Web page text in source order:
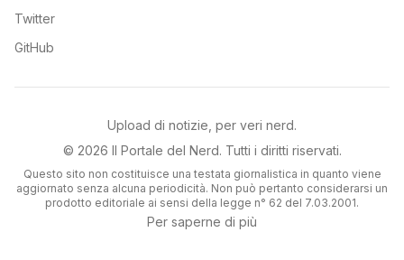
Twitter
GitHub
Upload di notizie, per veri nerd.
© 2026 Il Portale del Nerd. Tutti i diritti riservati.
Questo sito non costituisce una testata giornalistica in quanto viene
aggiornato senza alcuna periodicità. Non può pertanto considerarsi un
prodotto editoriale ai sensi della legge n° 62 del 7.03.2001.
Per saperne di più